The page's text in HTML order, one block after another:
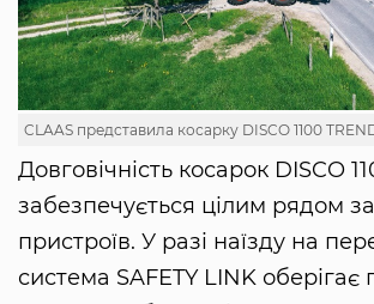
CLAAS представила косарку DISCO 1100
Довговічність косарок DISCO
забезпечується цілим рядом
пристроїв. У разі наїзду на
система SAFETY LINK оберігає